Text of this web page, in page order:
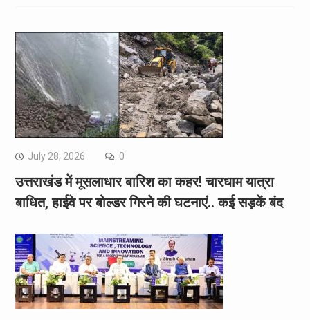
July 28, 2026 0
उत्तराखंड में मूसलाधार बारिश का कहर! चारधाम यात्रा
बाधित, हाईवे पर बोल्डर गिरने की घटनाएं.. कई सड़कें बंद